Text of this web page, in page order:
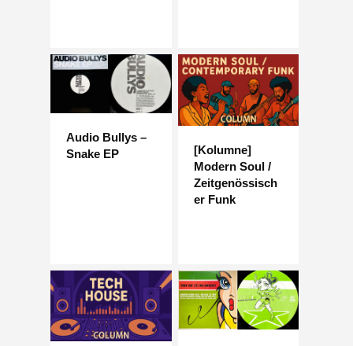
Audio Bullys –
Snake EP
[Kolumne]
Modern Soul /
Zeitgenössisch
er Funk